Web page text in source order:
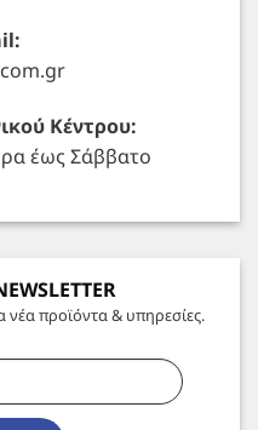
Κέντρου:
έως Σάββατο
νέα προϊόντα & υπηρεσίες.